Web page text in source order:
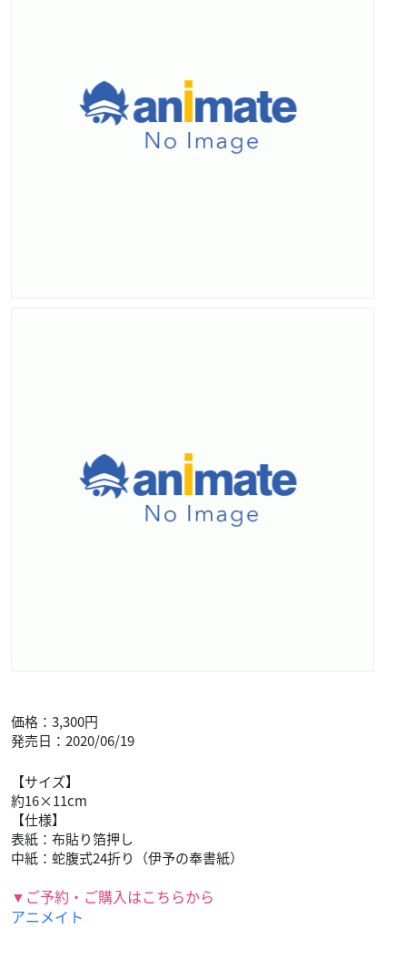
価格：3,300円
発売日：2020/06/19
【サイズ】
約16×11cm
【仕様】
表紙：布貼り箔押し
中紙：蛇腹式24折り（伊予の奉書紙）
▼ご予約・ご購入はこちらから
アニメイト